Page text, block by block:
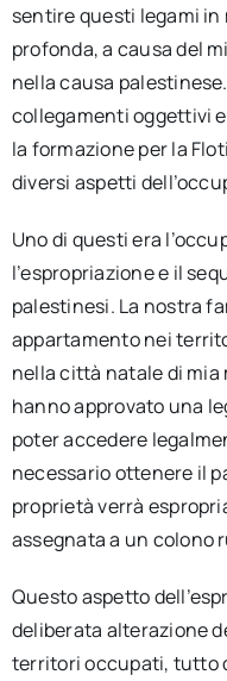
sentire questi legami
profonda, a causa del
nella causa
collegamenti oggettivi
la formazione per la
diversi aspetti
Uno di questi era
l’espropriazione e il
palestinesi. La nostra
appartamento nei
nella città natale di mia
hanno approvato una
poter accedere
necessario ottenere il
proprietà verrà
assegnata a un colono
Questo aspetto
deliberata alterazione
territori occupati, tutto